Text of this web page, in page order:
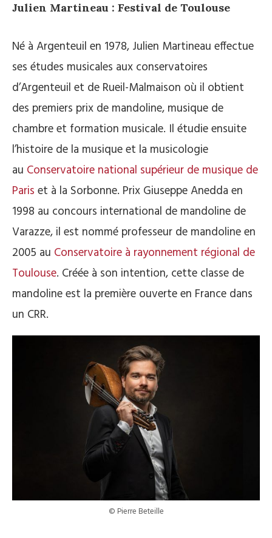
Julien Martineau : Festival de Toulouse
Né à Argenteuil en 1978, Julien Martineau effectue
ses études musicales aux conservatoires
d’Argenteuil et de Rueil-Malmaison où il obtient
des premiers prix de mandoline, musique de
chambre et formation musicale. Il étudie ensuite
l’histoire de la musique et la musicologie
au Conservatoire national supérieur de musique de
Paris et à la Sorbonne. Prix Giuseppe Anedda en
1998 au concours international de mandoline de
Varazze, il est nommé professeur de mandoline en
2005 au Conservatoire à rayonnement régional de
Toulouse. Créée à son intention, cette classe de
mandoline est la première ouverte en France dans
un CRR.
© Pierre Beteille